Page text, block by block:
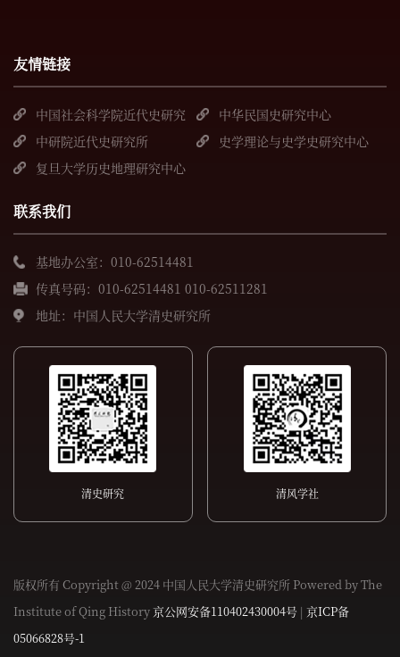
友情链接
中国社会科学院近代史研究
所
中华民国史研究中心
中研院近代史研究所
史学理论与史学史研究中心
复旦大学历史地理研究中心
联系我们
基地办公室：010-62514481
传真号码：010-62514481 010-62511281
地址：中国人民大学清史研究所
清史研究 清风学社
版权所有 Copyright @ 2024 中国人民大学清史研究所 Powered by The
Institute of Qing History京公网安备110402430004号 | 京ICP备
05066828号-1